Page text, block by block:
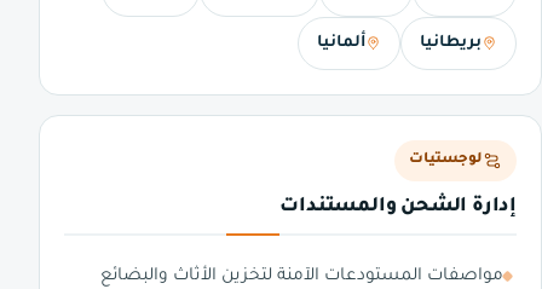
بريطانيا ألمانيا
لوجستيات
إدارة الشحن والمستندات
مواصفات المستودعات الآمنة لتخزين الأثاث والبضائع